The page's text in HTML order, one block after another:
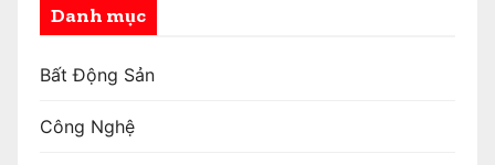
Danh mục
Bất Động Sản
Công Nghệ